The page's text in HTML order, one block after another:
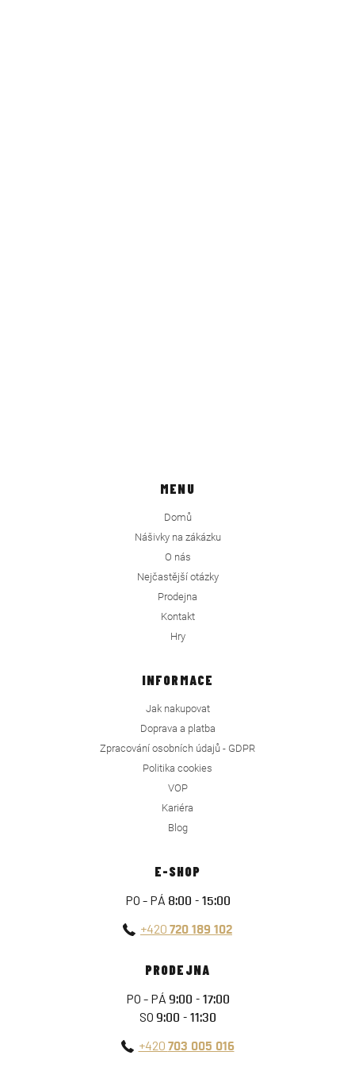
MENU
Domů
Nášivky na zákázku
O nás
Nejčastější otázky
Prodejna
Kontakt
Hry
INFORMACE
Jak nakupovat
Doprava a platba
Zpracování osobních údajů - GDPR
Politika cookies
VOP
Kariéra
Blog
E-SHOP
PO - PÁ 8:00 - 15:00
+420 720 189 102
PRODEJNA
PO - PÁ 9:00 - 17:00
SO 9:00 - 11:30
+420 703 005 016